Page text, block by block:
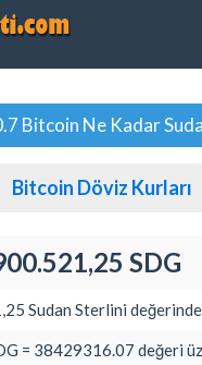
Bitcoin Ne Kadar
Bitcoin Döviz Kurları
SDG
Sudan Sterlini
= 38429316.07 değeri